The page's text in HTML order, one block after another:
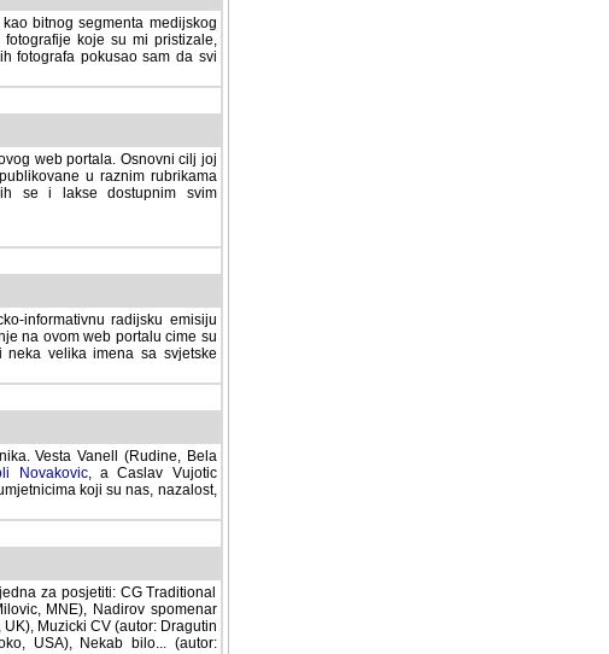
bitnog segmenta medijskog
koje su mi pristizale,
fotografa pokusao sam da svi
web portala. Osnovni cilj joj
u raznim rubrikama
se i lakse dostupnim svim
informativnu radijsku emisiju
na ovom web portalu cime su
neka velika imena sa svjetske
Vesta Vanell (Rudine, Bela
Novakovic, a Caslav Vujotic
koji su nas, nazalost,
za posjetiti: CG Traditional
MNE), Nadirov spomenar
Muzicki CV (autor: Dragutin
USA), Nekab bilo... (autor: